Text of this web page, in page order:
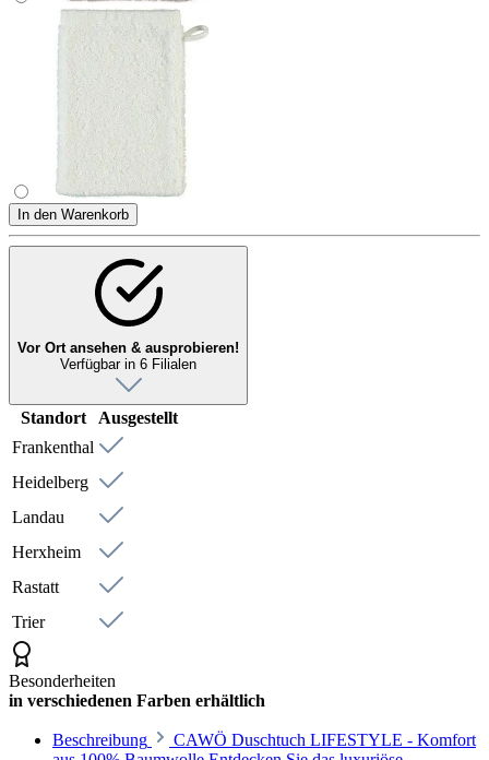
In den Warenkorb
Vor Ort ansehen & ausprobieren!
Verfügbar in 6 Filialen
Standort
Ausgestellt
Frankenthal
Heidelberg
Landau
Herxheim
Rastatt
Trier
Besonderheiten
in verschiedenen Farben erhältlich
Beschreibung
CAWÖ Duschtuch LIFESTYLE - Komfort